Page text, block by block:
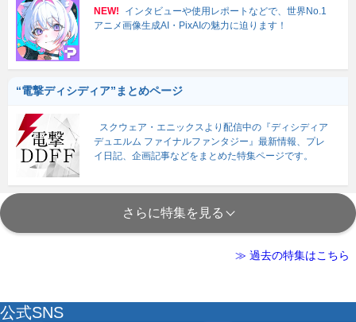
NEW!
インタビューや使用レポートなどで、世界No.1
アニメ画像生成AI・PixAIの魅力に迫ります！
“電撃ディシディア”まとめページ
スクウェア・エニックスより配信中の『ディシディア
デュエルム ファイナルファンタジー』最新情報、プレ
イ日記、企画記事などをまとめた特集ページです。
さらに特集を見る
≫ 過去の特集はこちら
公式SNS